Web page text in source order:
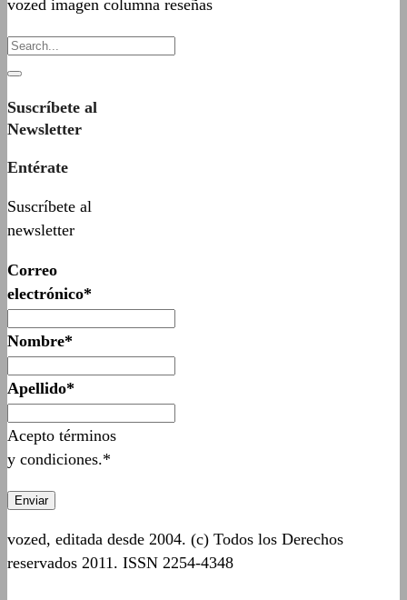
vozed imagen columna reseñas
Suscríbete al
Newsletter
Entérate
Suscríbete al
newsletter
Correo
electrónico*
Nombre*
Apellido*
Acepto términos
y condiciones.*
vozed, editada desde 2004. (c) Todos los Derechos
reservados 2011. ISSN 2254-4348